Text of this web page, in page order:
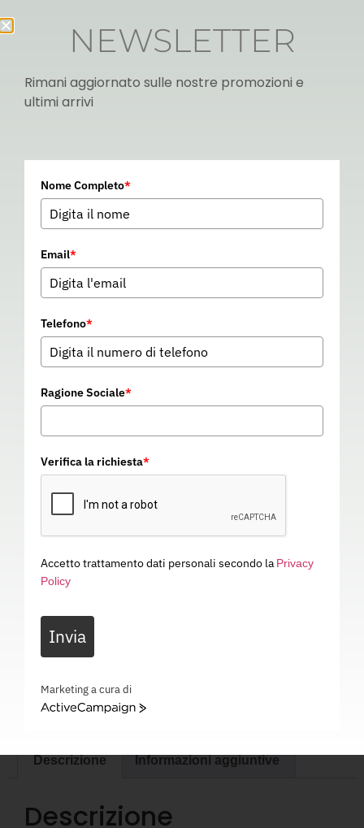
CALZARI MONOUSO CON
SUOLA ANTISCIVOLO
CALZARI MONOUSO CON SUOLA ANTISCIVOLO – – 03P022
Descrizione Informazioni aggiuntive
Descrizione
NEWSLETTER
Rimani aggiornato sulle nostre promozioni e
ultimi arrivi
Nome Completo*
Email*
Telefono*
Ragione Sociale*
Verifica la richiesta*
Accetto trattamento dati personali secondo la Privacy
Policy
Invia
Marketing a cura di
ActiveCampaign